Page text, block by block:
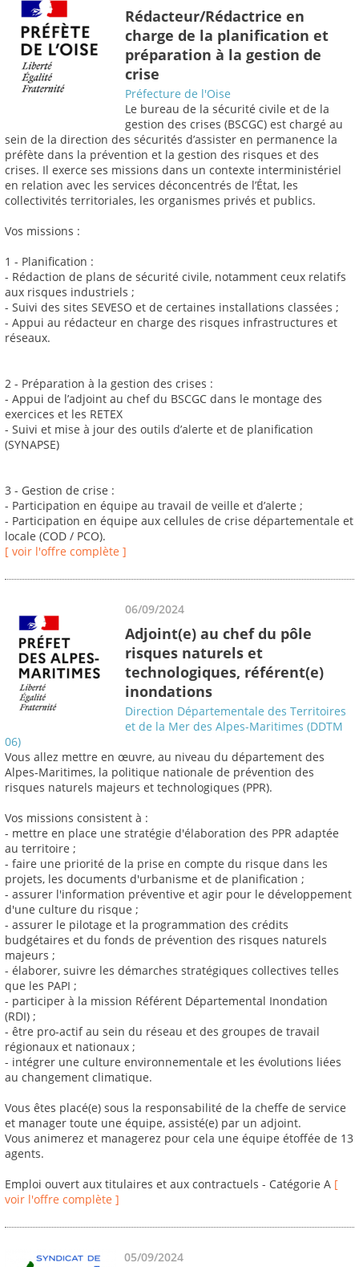
Rédacteur/Rédactrice en
charge de la planification et
préparation à la gestion de
crise
Préfecture de l'Oise
Le bureau de la sécurité civile et de la
gestion des crises (BSCGC) est chargé au
sein de la direction des sécurités d’assister en permanence la
préfète dans la prévention et la gestion des risques et des
crises. Il exerce ses missions dans un contexte interministériel
en relation avec les services déconcentrés de l’État, les
collectivités territoriales, les organismes privés et publics.
Vos missions :
1 - Planification :
- Rédaction de plans de sécurité civile, notamment ceux relatifs
aux risques industriels ;
- Suivi des sites SEVESO et de certaines installations classées ;
- Appui au rédacteur en charge des risques infrastructures et
réseaux.
2 - Préparation à la gestion des crises :
- Appui de l’adjoint au chef du BSCGC dans le montage des
exercices et les RETEX
- Suivi et mise à jour des outils d’alerte et de planification
(SYNAPSE)
3 - Gestion de crise :
- Participation en équipe au travail de veille et d’alerte ;
- Participation en équipe aux cellules de crise départementale et
locale (COD / PCO).
[ voir l'offre complète ]
06/09/2024
Adjoint(e) au chef du pôle
risques naturels et
technologiques, référent(e)
inondations
Direction Départementale des Territoires
et de la Mer des Alpes-Maritimes (DDTM
06)
Vous allez mettre en œuvre, au niveau du département des
Alpes-Maritimes, la politique nationale de prévention des
risques naturels majeurs et technologiques (PPR).
Vos missions consistent à :
- mettre en place une stratégie d'élaboration des PPR adaptée
au territoire ;
- faire une priorité de la prise en compte du risque dans les
projets, les documents d'urbanisme et de planification ;
- assurer l'information préventive et agir pour le développement
d'une culture du risque ;
- assurer le pilotage et la programmation des crédits
budgétaires et du fonds de prévention des risques naturels
majeurs ;
- élaborer, suivre les démarches stratégiques collectives telles
que les PAPI ;
- participer à la mission Référent Départemental Inondation
(RDI) ;
- être pro-actif au sein du réseau et des groupes de travail
régionaux et nationaux ;
- intégrer une culture environnementale et les évolutions liées
au changement climatique.
Vous êtes placé(e) sous la responsabilité de la cheffe de service
et manager toute une équipe, assisté(e) par un adjoint.
Vous animerez et managerez pour cela une équipe étoffée de 13
agents.
Emploi ouvert aux titulaires et aux contractuels - Catégorie A [
voir l'offre complète ]
05/09/2024